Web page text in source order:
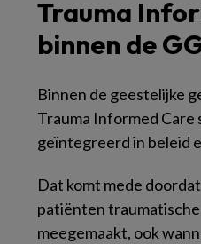
Trauma
binnen de
Binnen de geestelijke
Trauma Informed Care
geïntegreerd in beleid
Dat komt mede
patiënten
meegemaakt, ook